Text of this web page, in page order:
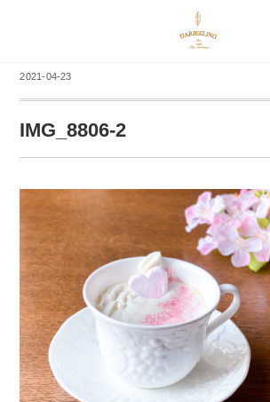
2021-04-23
IMG_8806-2